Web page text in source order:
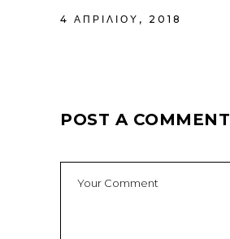
4 ΑΠΡΙΛΊΟΥ, 2018
POST A COMMENT